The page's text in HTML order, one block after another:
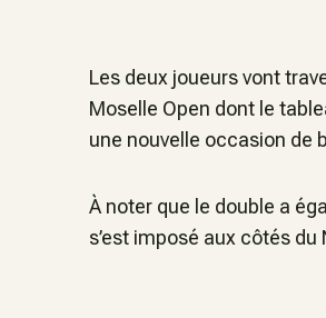
Les deux joueurs vont
Moselle Open dont le
une nouvelle occasion de
À noter que le double a
s’est imposé aux côtés du